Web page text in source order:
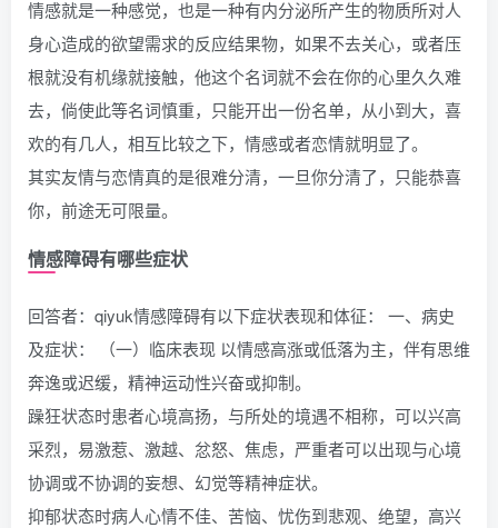
情感就是一种感觉，也是一种有内分泌所产生的物质所对人
身心造成的欲望需求的反应结果物，如果不去关心，或者压
根就没有机缘就接触，他这个名词就不会在你的心里久久难
去，倘使此等名词慎重，只能开出一份名单，从小到大，喜
欢的有几人，相互比较之下，情感或者恋情就明显了。
其实友情与恋情真的是很难分清，一旦你分清了，只能恭喜
你，前途无可限量。
情感障碍有哪些症状
回答者：qiyuk情感障碍有以下症状表现和体征： 一、病史
及症状： （一）临床表现 以情感高涨或低落为主，伴有思维
奔逸或迟缓，精神运动性兴奋或抑制。
躁狂状态时患者心境高扬，与所处的境遇不相称，可以兴高
采烈，易激惹、激越、忿怒、焦虑，严重者可以出现与心境
协调或不协调的妄想、幻觉等精神症状。
抑郁状态时病人心情不佳、苦恼、忧伤到悲观、绝望，高兴